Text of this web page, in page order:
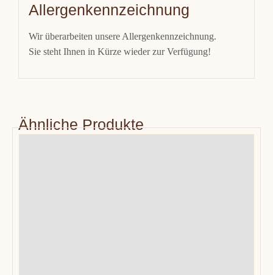
Allergenkennzeichnung
Wir überarbeiten unsere Allergenkennzeichnung.
Sie steht Ihnen in Kürze wieder zur Verfügung!
Ähnliche Produkte